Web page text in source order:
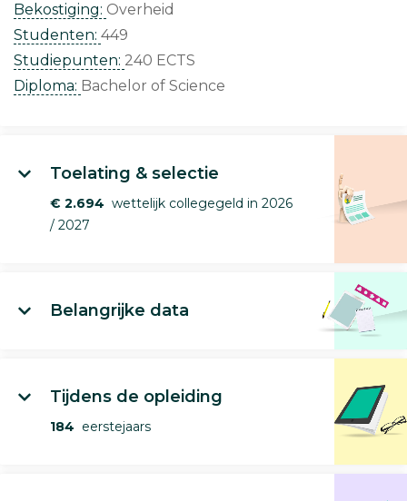
Bekostiging: Overheid
Studenten: 449
Studiepunten: 240 ECTS
Diploma: Bachelor of Science
Toelating & selectie
€ 2.694 wettelijk collegegeld in 2026
/ 2027
Belangrijke data
Tijdens de opleiding
184 eerstejaars